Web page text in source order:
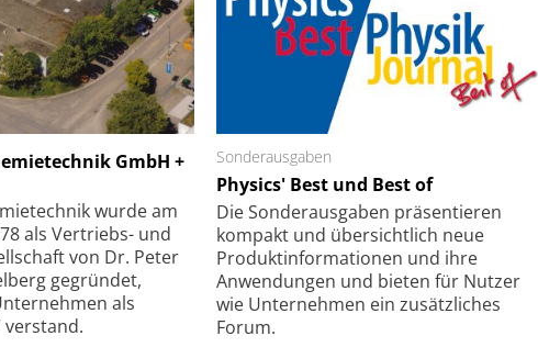
GmbH +
wurde am
als Vertriebs- und
von Dr. Peter
gegründet,
als
verstand.
Sonderausgaben
Physics' Best und Best of
Die Sonder­ausgaben präsentieren
kompakt und übersichtlich neue
Produkt­informationen und ihre
Anwendungen und bieten für Nutzer
wie Unternehmen ein zusätzliches
Forum.
+ Kirchhoff GmbH
Elektronenmikroskopie auf
kleinstem Raum